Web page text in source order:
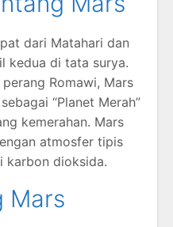
dari Matahari dan
kedua di tata surya.
Romawi, Mars
“Planet Merah”
kemerahan. Mars
atmosfer tipis
karbon dioksida.
Mars